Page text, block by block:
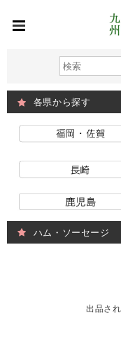
各県から探す
ハム・ソーセージ
出品さ